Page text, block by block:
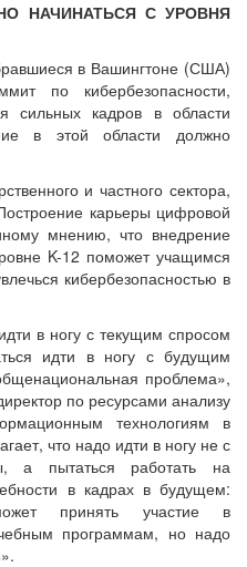
НАЧИНАТЬСЯ С УРОВНЯ
в Вашингтоне (США)
по кибербезопасности,
сильных кадров в области
в этой области должно
и частного сектора,
карьеры цифровой
мнению, что внедрение
K-12 поможет учащимся
кибербезопасностью в
в ногу с текущим спросом
идти в ногу с будущим
проблема»,
по ресурсами анализу
технологиям в
что надо идти в ногу не с
а пытаться работать на
в кадрах в будущем:
принять участие в
программам, но надо